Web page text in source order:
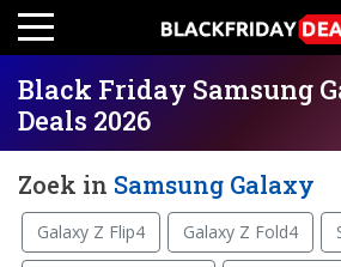
Black Friday Samsung
Deals 2026
Zoek in Samsung Galaxy
Galaxy Z Flip4 Galaxy Z Fold4